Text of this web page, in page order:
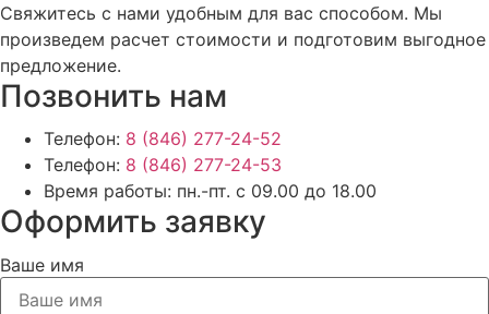
Свяжитесь с нами удобным для вас способом. Мы
произведем расчет стоимости и подготовим выгодное
предложение.
Позвонить нам
Телефон: 8 (846) 277-24-52
Телефон: 8 (846) 277-24-53
Время работы: пн.-пт. с 09.00 до 18.00
Оформить заявку
Ваше имя